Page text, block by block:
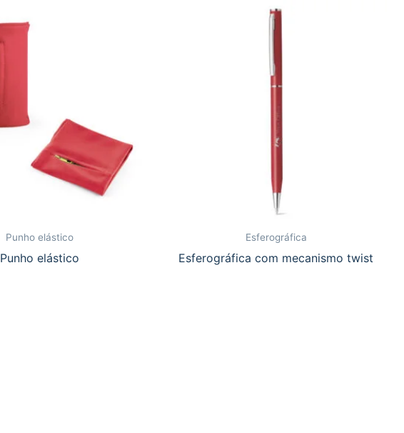
Punho elástico
Punho elástico
Esferográfica
Esferográfica com mecanismo twist